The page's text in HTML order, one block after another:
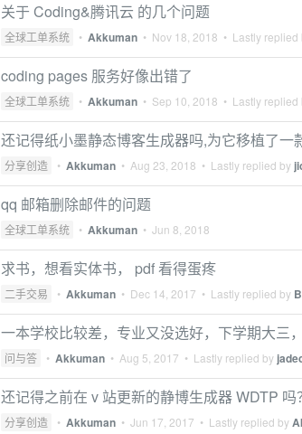
关于 Coding&腾讯云 的几个问题
全球工单系统 • Akkuman • Nov 18, 2018 • Lastly replied
coding pages 服务好像出错了
全球工单系统 • Akkuman • Sep 10, 2018 • Lastly replied
还记得纸小墨静态博客生成器吗,为它移植了一
分享创造 • Akkuman • Aug 23, 2018 • Lastly replied by
qq 邮箱删除邮件的问题
全球工单系统 • Akkuman • Jun 8, 2018
求书，想看实体书， pdf 看得蛋疼
二手交易 • Akkuman • Dec 14, 2017 • Lastly replied by
一本学校比较差，专业又没选好，下学期大三
问与答 • Akkuman • Aug 5, 2017 • Lastly replied by
还记得之前在 v 站更新的静博生成器 WDTP
分享创造 • Akkuman • Jun 17, 2017 • Lastly replied by